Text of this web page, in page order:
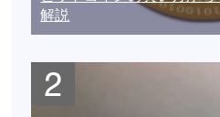
解説